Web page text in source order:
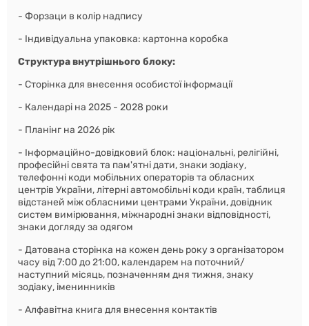
- Форзаци в колір надпису
- Індивідуальна упаковка: картонна коробка
Структура внутрішнього блоку:
- Сторінка для внесення особистої інформації
- Календарі на 2025 - 2028 роки
- Планінг на 2026 рік
- Інформаційно-довідковий блок: національні, релігійні,
професійні свята та пам'ятні дати, знаки зодіаку,
телефонні коди мобільних операторів та обласних
центрів України, літерні автомобільні коди країн, таблиця
відстаней між обласними центрами України, довідник
систем вимірювання, міжнародні знаки відповідності,
знаки догляду за одягом
- Датована сторінка на кожен день року з організатором
часу від 7:00 до 21:00, календарем на поточний/
наступний місяць, позначенням дня тижня, знаку
зодіаку, іменинників
- Алфавітна книга для внесення контактів